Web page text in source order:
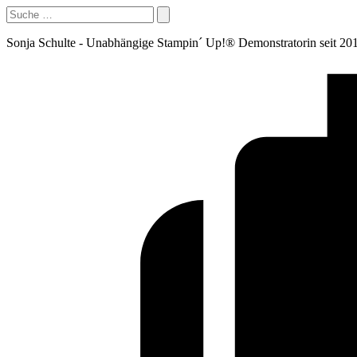
Sonja Schulte - Unabhängige Stampin´ Up!® Demonstratorin seit